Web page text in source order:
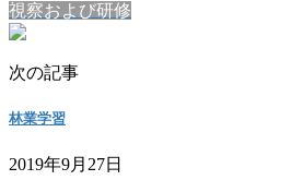
視察および研修
次の記事
林業学習
2019年9月27日